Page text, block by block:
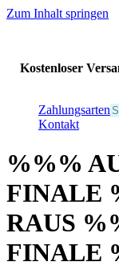
Zum Inhalt springen
Kostenloser
Zahlungsarten
Kontakt
%%%
FINALE
RAUS
FINALE